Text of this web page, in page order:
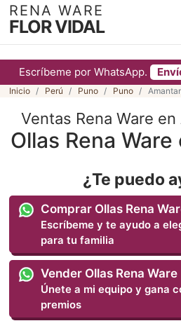
Escríbeme por WhatsApp.
RENA WARE
FLOR VIDAL
Inicio Perú Puno Puno
Ventas Rena Ware
Ollas Rena
¿Te puedo
Comprar Ollas Rena
Escríbeme y te ayudo a
para tu familia
Vender Ollas Rena Ware
Únete a mi equipo y gana
premios